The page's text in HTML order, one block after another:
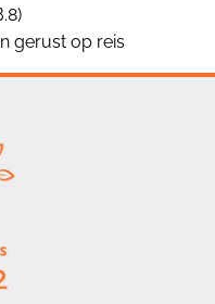
gerust op reis